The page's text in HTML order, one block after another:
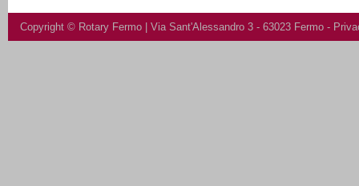
Copyright © Rotary Fermo | Via Sant'Alessandro 3 - 63023 Fermo -